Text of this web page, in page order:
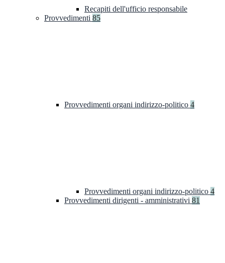
Recapiti dell'ufficio responsabile
Provvedimenti 85
Provvedimenti organi indirizzo-politico 4
Provvedimenti organi indirizzo-politico 4
Provvedimenti dirigenti - amministrativi 81